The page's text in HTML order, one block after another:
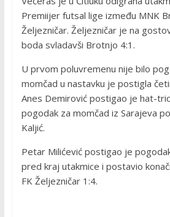
Premiijer futsal lige između MNK
Željezničar. Željezničar je na
boda svladavši Brotnjo 4:1.
U prvom poluvremenu nije bilo
momčad u nastavku je postigla
Anes Demirović postigao je hat-
pogodak za momčad iz Sarajeva
Kaljić.
Petar Milićević postigao je
pred kraj utakmice i postavio
FK Željezničar 1:4.